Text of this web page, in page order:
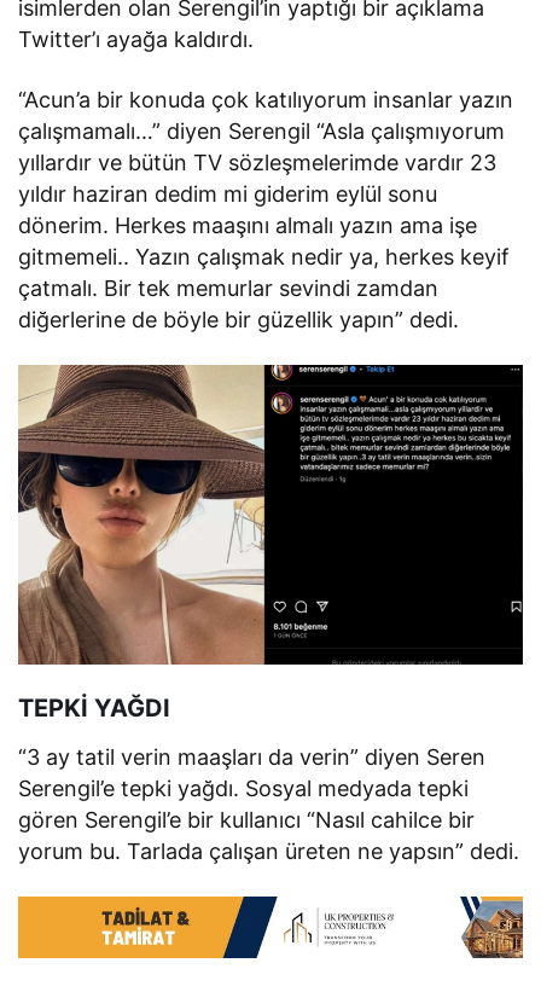
isimlerden olan Serengil’in yaptığı bir açıklama
Twitter’ı ayağa kaldırdı.
“Acun’a bir konuda çok katılıyorum insanlar yazın
çalışmamalı…” diyen Serengil “Asla çalışmıyorum
yıllardır ve bütün TV sözleşmelerimde vardır 23
yıldır haziran dedim mi giderim eylül sonu
dönerim. Herkes maaşını almalı yazın ama işe
gitmemeli.. Yazın çalışmak nedir ya, herkes keyif
çatmalı. Bir tek memurlar sevindi zamdan
diğerlerine de böyle bir güzellik yapın” dedi.
TEPKİ YAĞDI
“3 ay tatil verin maaşları da verin” diyen Seren
Serengil’e tepki yağdı. Sosyal medyada tepki
gören Serengil’e bir kullanıcı “Nasıl cahilce bir
yorum bu. Tarlada çalışan üreten ne yapsın” dedi.